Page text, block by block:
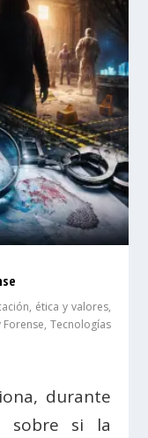
ética y valores,
Forense, Tecnologías
durante
sobre si la